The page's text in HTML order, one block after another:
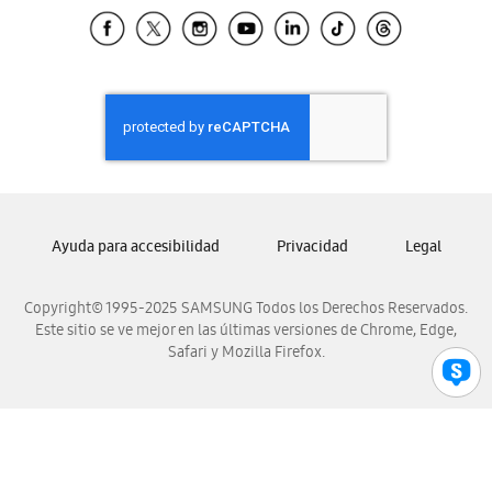
Samsung El Salvador
Samsung Honduras
Samsung Nicaragua
Samsung Panamá
Samsung Venezuela
Copyright© 1995-2025 SAMSUNG Todos los Derechos Reservados.
Este sitio se ve mejor en las últimas versiones de Chrome, Edge,
Safari y Mozilla Firefox.
Ayuda para accesibilidad Privacidad Legal